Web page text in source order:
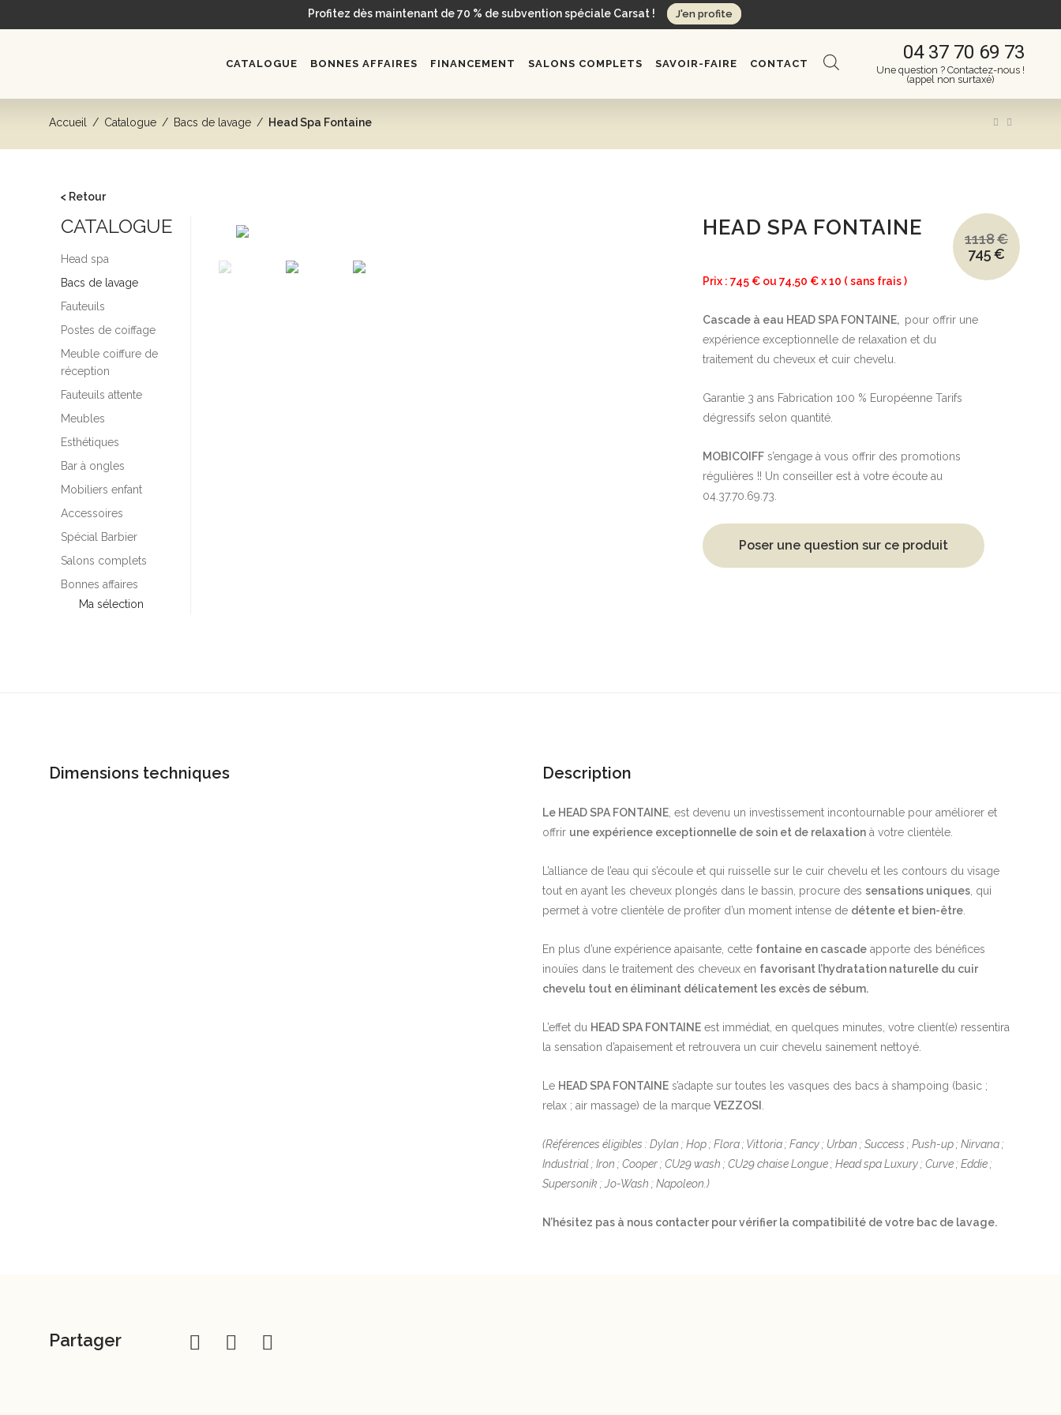
Profitez dès maintenant de 70 % de subvention spéciale Carsat ! J'en profite
CATALOGUE BONNES AFFAIRES FINANCEMENT SALONS COMPLETS SAVOIR-FAIRE CONTACT
04 37 70 69 73
Une question ? Contactez-nous !
(appel non surtaxé)
Accueil / Catalogue / Bacs de lavage / Head Spa Fontaine
< Retour
CATALOGUE
Head spa
Bacs de lavage
Fauteuils
Postes de coiffage
Meuble coiffure de
réception
Fauteuils attente
Meubles
Esthétiques
Bar à ongles
Mobiliers enfant
Accessoires
Spécial Barbier
Salons complets
Bonnes affaires
Ma sélection
HEAD SPA FONTAINE 1118€
Le
prix
initial
745€
Le
prix
actuel
Prix : 745 € ou 74,50 € x 10 ( sans frais )
Cascade à eau HEAD SPA FONTAINE, pour offrir une
expérience exceptionnelle de relaxation et du
traitement du cheveux et cuir chevelu.
Garantie 3 ans Fabrication 100 % Européenne Tarifs
dégressifs selon quantité.
MOBICOIFF s’engage à vous offrir des promotions
régulières !! Un conseiller est à votre écoute au
04.37.70.69.73.
Poser une question sur ce produit
Dimensions techniques Description
Le HEAD SPA FONTAINE , est devenu un investissement incontournable pour améliorer et
offrir une expérience exceptionnelle de soin et de relaxation à votre clientèle.
L’alliance de l’eau qui s’écoule et qui ruisselle sur le cuir chevelu et les contours du visage
tout en ayant les cheveux plongés dans le bassin, procure des sensations uniques , qui
permet à votre clientèle de profiter d’un moment intense de détente et bien-être
En plus d’une expérience apaisante, cette fontaine en cascade apporte des bénéfices
inouïes dans le traitement des cheveux en favorisant l’hydratation naturelle du cuir
chevelu tout en éliminant délicatement les excès de sébum.
L’effet du HEAD SPA FONTAINE est immédiat, en quelques minutes, votre client(e) ressentira
la sensation d’apaisement et retrouvera un cuir chevelu sainement nettoyé.
Le HEAD SPA FONTAINE s’adapte sur toutes les vasques des bacs à shampoing (basic ;
relax ; air massage) de la marque VEZZOSI
(Références éligibles : Dylan ; Hop ; Flora ; Vittoria ; Fancy ; Urban ; Success ; Push-up ; Nirvana ;
Industrial ; Iron ; Cooper ; CU29 wash ; CU29 chaise Longue ; Head spa Luxury ; Curve ; Eddie ;
Supersonik ; Jo-Wash ; Napoleon.)
N’hésitez pas à nous contacter pour vérifier la compatibilité de votre bac de lavage.
Partager